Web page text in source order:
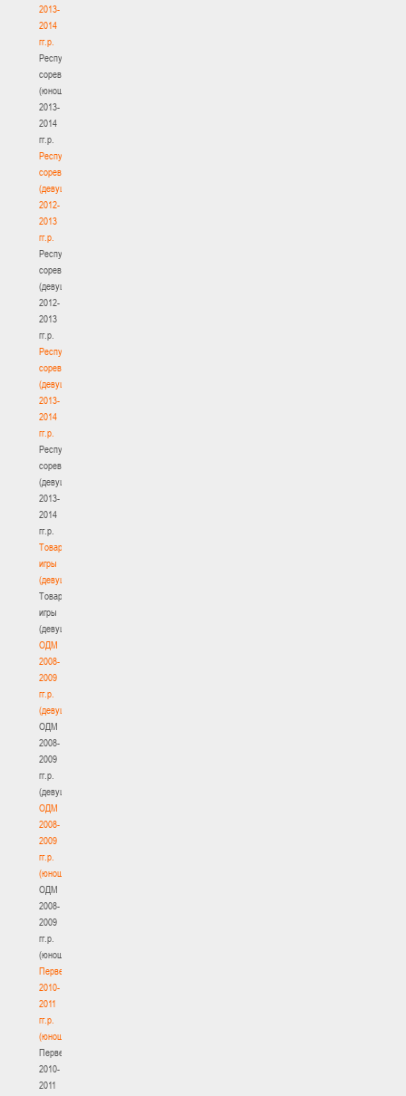
2013-
2014
гг.р.
Республиканские
соревнования
(юноши)
2013-
2014
гг.р.
Республиканские
соревнования
(девушки)
2012-
2013
гг.р.
Республиканские
соревнования
(девушки)
2012-
2013
гг.р.
Республиканские
соревнования
(девушки)
2013-
2014
гг.р.
Республиканские
соревнования
(девушки)
2013-
2014
гг.р.
Товарищеские
игры
(девушки)
Товарищеские
игры
(девушки)
ОДМ
2008-
2009
гг.р.
(девушки)
ОДМ
2008-
2009
гг.р.
(девушки)
ОДМ
2008-
2009
гг.р.
(юноши)
ОДМ
2008-
2009
гг.р.
(юноши)
Первенство
2010-
2011
гг.р.
(юноши)
Первенство
2010-
2011